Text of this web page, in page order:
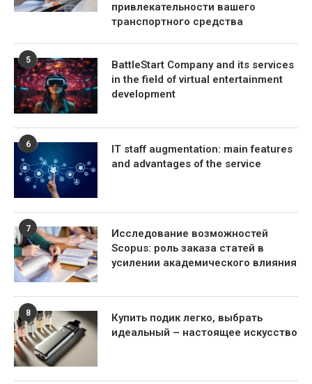
привлекательности вашего
транспортного средства
5
BattleStart Company and its services
in the field of virtual entertainment
development
6
IT staff augmentation: main features
and advantages of the service
7
Исследование возможностей
Scopus: роль заказа статей в
усилении академического влияния
8
Купить подик легко, выбрать
идеальный – настоящее искусство